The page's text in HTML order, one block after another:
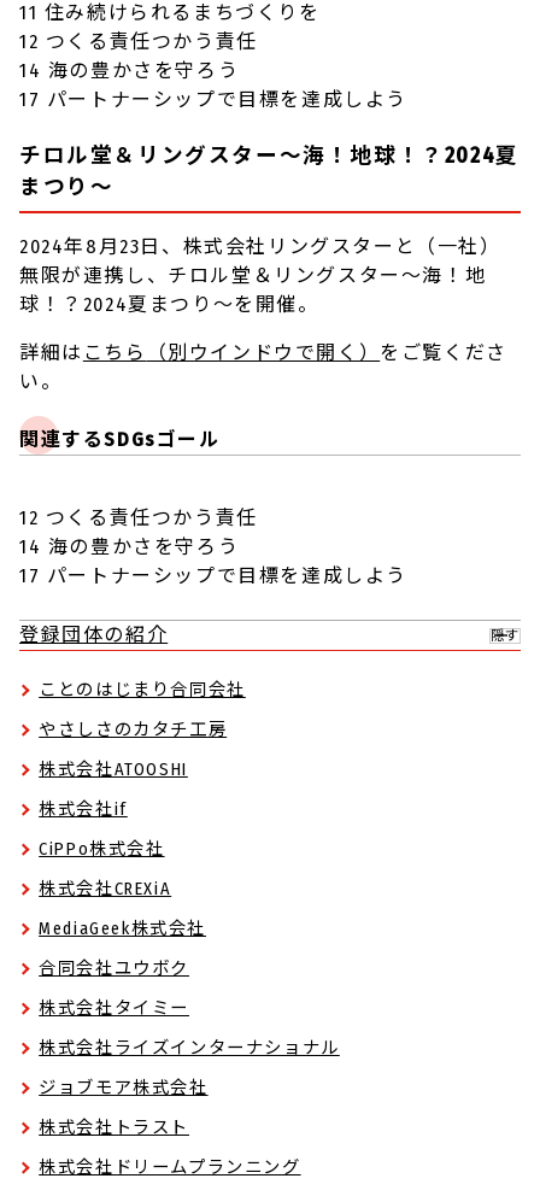
11 住み続けられるまちづくりを
12 つくる責任つかう責任
14 海の豊かさを守ろう
17 パートナーシップで目標を達成しよう
チロル堂＆リングスター〜海！地球！？2024夏
まつり〜
2024年8月23日、株式会社リングスターと（一社）
無限が連携し、チロル堂＆リングスター〜海！地
球！？2024夏まつり〜を開催。
詳細は こちら （別ウインドウで開く） をご覧くださ
い。
関連するSDGsゴール
12 つくる責任つかう責任
14 海の豊かさを守ろう
17 パートナーシップで目標を達成しよう
登録団体の紹介 隠す
ことのはじまり合同会社
やさしさのカタチ工房
株式会社ATOOSHI
株式会社if
CiPPo株式会社
株式会社CREXiA
MediaGeek株式会社
合同会社ユウボク
株式会社タイミー
株式会社ライズインターナショナル
ジョブモア株式会社
株式会社トラスト
株式会社ドリームプランニング